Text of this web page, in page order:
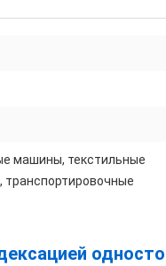
машины, текстильные